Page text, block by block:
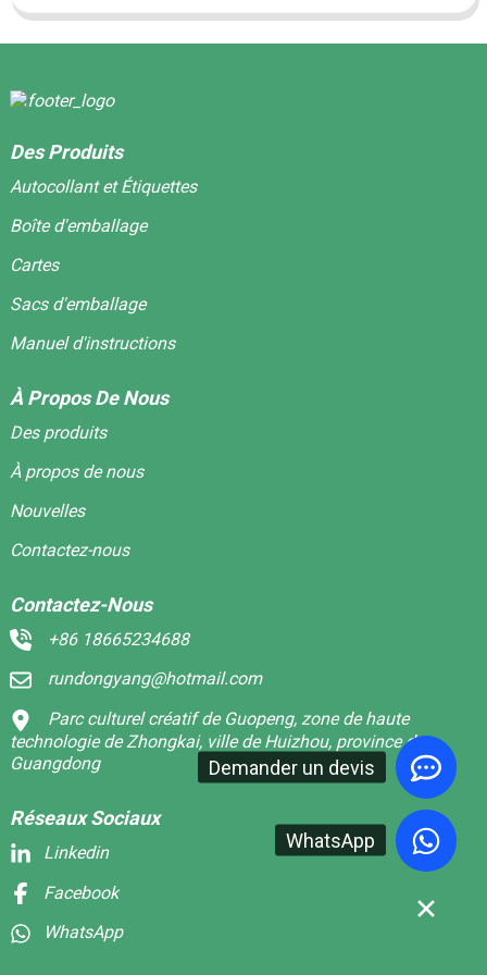
Demander un devis
WhatsApp
Des Produits
Autocollant et Étiquettes
Boîte d'emballage
Cartes
Sacs d'emballage
Manuel d'instructions
À Propos De Nous
Des produits
À propos de nous
Nouvelles
Contactez-nous
Contactez-Nous
+86 18665234688
rundongyang@hotmail.com
Parc culturel créatif de Guopeng, zone de haute
technologie de Zhongkai, ville de Huizhou, province du
Guangdong
Réseaux Sociaux
Linkedin
Facebook
WhatsApp